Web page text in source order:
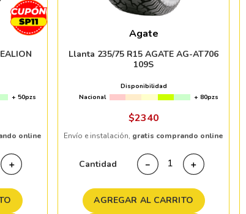
+ 50pzs
online
＋
Agate
Llanta 235/75 R15 AGATE AG-AT706
109S
Disponibilidad
Nacional
+ 80pzs
$2340
Envío e instalación, gratis comprando online
Cantidad ＋
－
AGREGAR AL CARRITO